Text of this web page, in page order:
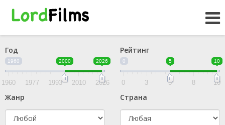
Год
1960 2000 2026
1960 1977 1993 2010 2026
Рейтинг
0 5 10
0 3 5 8 10
Жанр Страна